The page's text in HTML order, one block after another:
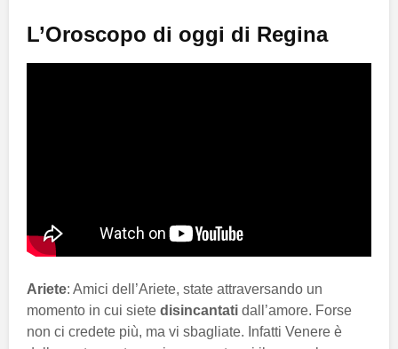
L’Oroscopo di oggi di Regina
Ariete: Amici dell’Ariete, state attraversando un
momento in cui siete disincantati dall’amore. Forse
non ci credete più, ma vi sbagliate. Infatti Venere è